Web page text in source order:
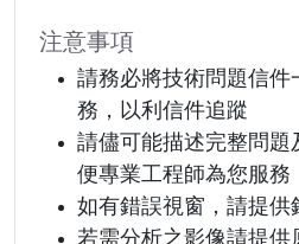
注意事項
請務必將技術問題信件
務，以利信件追蹤
請儘可能描述完整問
便專業工程師為您服務
如有錯誤視窗，請提供
若需分析之影像請提供